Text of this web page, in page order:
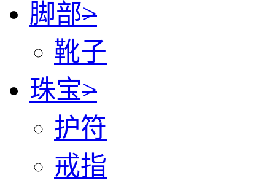
脚部>
靴子
珠宝>
护符
戒指